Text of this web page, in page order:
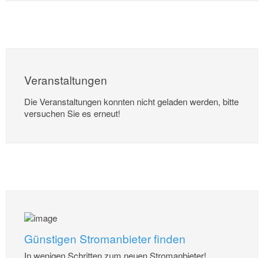
Veranstaltungen
Die Veranstaltungen konnten nicht geladen werden, bitte
versuchen Sie es erneut!
Günstigen Stromanbieter finden
In wenigen Schritten zum neuen Stromanbieter!